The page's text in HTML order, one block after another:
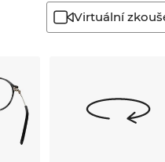
Virtuální